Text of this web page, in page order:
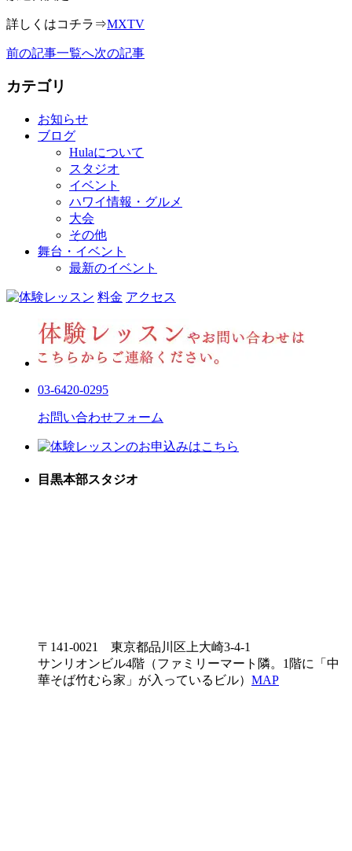
詳しくはコチラ⇒MXTV
前の記事一覧へ次の記事
カテゴリ
お知らせ
ブログ
Hulaについて
スタジオ
イベント
ハワイ情報・グルメ
大会
その他
舞台・イベント
最新のイベント
料金 アクセス
03-6420-0295
お問い合わせフォーム
目黒本部スタジオ
〒141-0021 東京都品川区上大崎3-4-1
サンリオンビル4階（ファミリーマート隣。1階に「中
華そば竹むら家」が入っているビル） MAP